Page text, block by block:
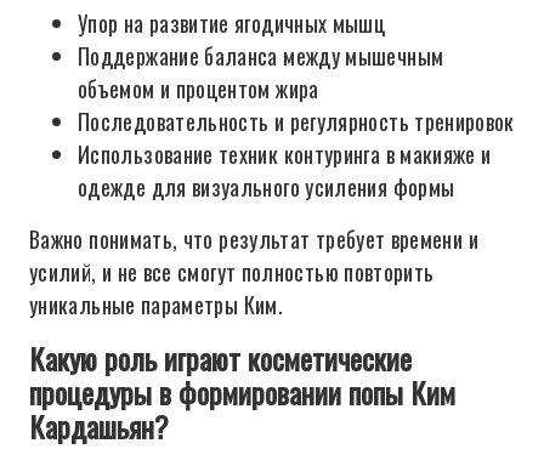
Упор на развитие ягодичных мышц
Поддержание баланса между мышечным
объемом и процентом жира
Последовательность и регулярность тренировок
Использование техник контуринга в макияже и
одежде для визуального усиления формы
Важно понимать, что результат требует времени и
усилий, и не все смогут полностью повторить
уникальные параметры Ким.
Какую роль играют косметические
процедуры в формировании попы Ким
Кардашьян?